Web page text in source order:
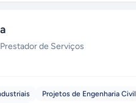
Prestador de Serviços
Projetos de Engenharia Civil